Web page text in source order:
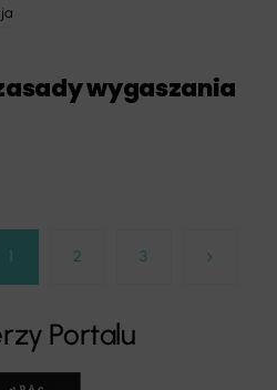
wygaszania
1 2 3
Portalu